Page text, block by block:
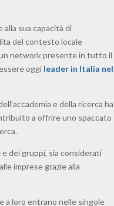
alla sua capacità di
del contesto locale
network presente in tutto il
oggi leader in Italia nel
e della ricerca ha
a offrire uno spaccato
e dei gruppi, sia considerati
imprese grazie alla
a loro entrano nelle singole